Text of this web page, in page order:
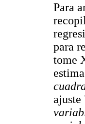
Para
para
tome
ajuste